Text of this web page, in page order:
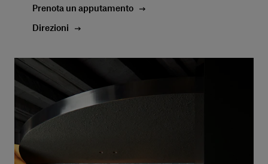
Prenota un apputamento
Direzioni